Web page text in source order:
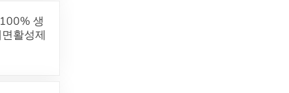
생
활성제
료 공